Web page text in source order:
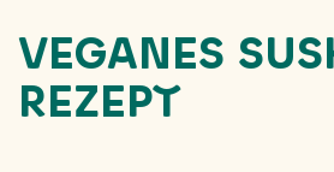
VEGANES
REZEPT